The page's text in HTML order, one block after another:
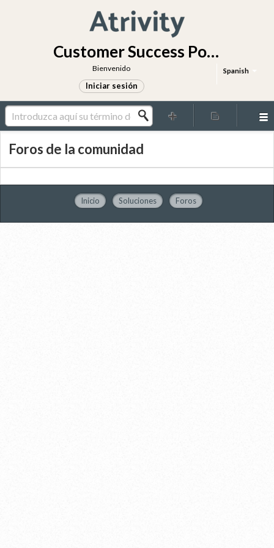
Customer Success Portal
Spanish
Bienvenido
Iniciar sesión
Foros de la comunidad
Inicio Soluciones Foros